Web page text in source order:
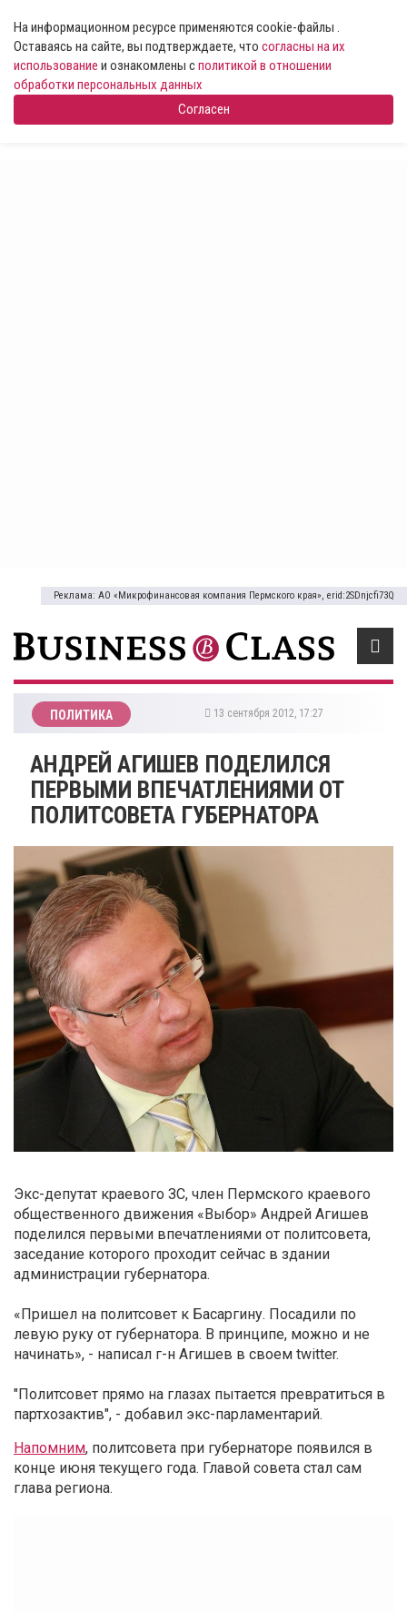
На информационном ресурсе применяются cookie-файлы .
Оставаясь на сайте, вы подтверждаете, что согласны на их
использование и ознакомлены сполитикой в отношении
обработки персональных данных
Согласен
Реклама: АО «Микрофинансовая компания Пермского края», erid:2SDnjcfi73Q
ПОЛИТИКА 13 сентября 2012, 17:27
АНДРЕЙ АГИШЕВ ПОДЕЛИЛСЯ
ПЕРВЫМИ ВПЕЧАТЛЕНИЯМИ ОТ
ПОЛИТСОВЕТА ГУБЕРНАТОРА
Экс-депутат краевого ЗС, член Пермского краевого
общественного движения «Выбор» Андрей Агишев
поделился первыми впечатлениями от политсовета,
заседание которого проходит сейчас в здании
администрации губернатора.
«Пришел на политсовет к Басаргину. Посадили по
левую руку от губернатора. В принципе, можно и не
начинать», - написал г-н Агишев в своем twitter.
"Политсовет прямо на глазах пытается превратиться в
партхозактив", - добавил экс-парламентарий.
Напомним, политсовета при губернаторе появился в
конце июня текущего года. Главой совета стал сам
глава региона.